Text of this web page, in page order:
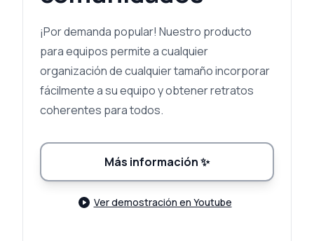
¡Por demanda popular! Nuestro producto
para equipos permite a cualquier
organización de cualquier tamaño incorporar
fácilmente a su equipo y obtener retratos
coherentes para todos.
Más información✨
Ver demostración en Youtube